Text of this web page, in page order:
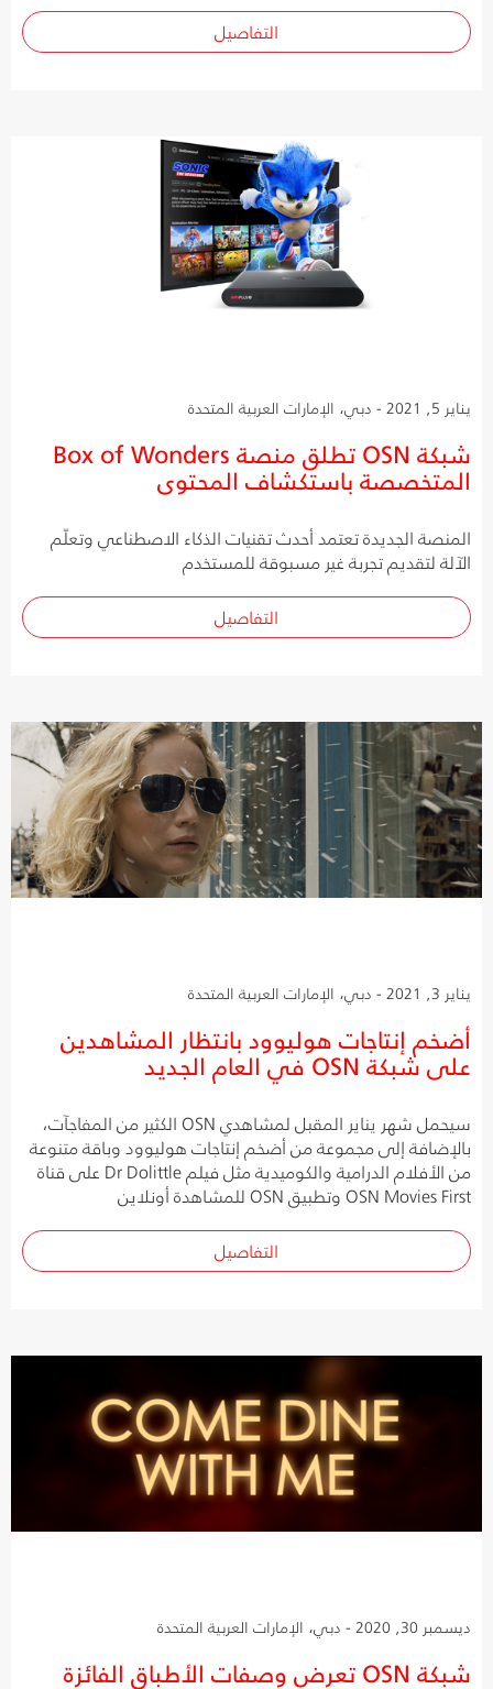
التفاصيل
يناير 5, 2021 - دبي، الإمارات العربية المتحدة
شبكة OSN تطلق منصة Box of Wonders
المتخصصة باستكشاف المحتوى
المنصة الجديدة تعتمد أحدث تقنيات الذكاء الاصطناعي وتعلّم
الآلة لتقديم تجربة غير مسبوقة للمستخدم
التفاصيل
يناير 3, 2021 - دبي، الإمارات العربية المتحدة
أضخم إنتاجات هوليوود بانتظار المشاهدين
على شبكة OSN في العام الجديد
سيحمل شهر يناير المقبل لمشاهدي OSN الكثير من المفاجآت،
بالإضافة إلى مجموعة من أضخم إنتاجات هوليوود وباقة متنوعة
من الأفلام الدرامية والكوميدية مثل فيلم Dr Dolittle على قناة
OSN Movies First وتطبيق OSN للمشاهدة أونلاين
التفاصيل
ديسمبر 30, 2020 - دبي، الإمارات العربية المتحدة
شبكة OSN تعرض وصفات الأطباق الفائزة